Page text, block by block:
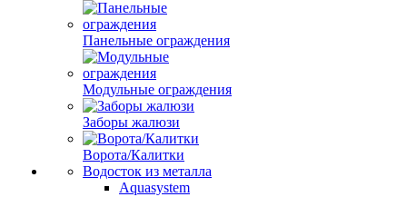
Панельные ограждения
Модульные ограждения
Заборы жалюзи
Ворота/Калитки
Водосток из металла
Aquasystem